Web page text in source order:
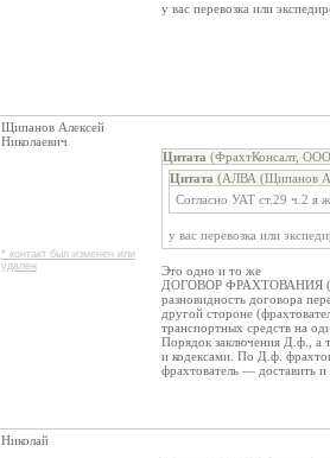
у вас перевозка или
Щипанов Алексей
Николаевич
* контакт был изменен или
удален
Цитата (ФрахтКонсалт,
Цитата (АЛВА (Щипанов
Согласно УАТ ст.29 ч.2 я
у вас перевозка или
Это одно и то же
ДОГОВОР ФРАХТОВАНИЯ
разновидность договора
другой стороне
транспортных средств на
Порядок заключения Д.ф., а
и кодексами. По Д.ф.
фрахтователь — доставить
Николай